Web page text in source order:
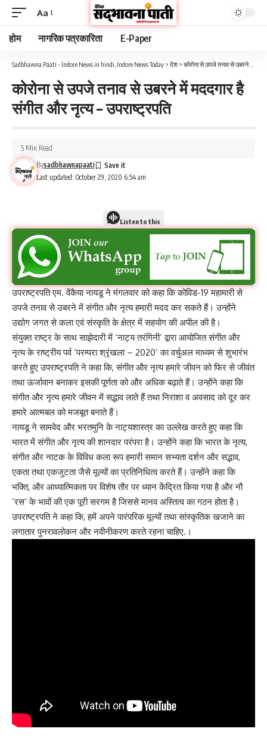
Aa
होम नागरिक पत्रकारिता E-Paper
Sadbhawna Paati - Indore News in hindi, Indore News Today > देश> कोरोना से उपजे तनाव से उबरने में मददगार है संगीत और नृत्य – उपराष्ट्रपति
कोरोना से उपजे तनाव से उबरने में मददगार है
संगीत और नृत्य – उपराष्ट्रपति
Last updated: October 29, 2020 6:54 am
Bysadbhawnapaati
5 Min Read
Listen to this
उपराष्ट्रपति एम. वेंकैया नायडू ने मंगलवार को कहा कि कोविड-19 महामारी से
उपजे तनाव से उबरने में संगीत और नृत्य हमारी मदद कर सकते हैं। उन्होंने
उद्योग जगत से कला एवं संस्कृति के क्षेत्र में सहयोग की अपील की है।
संयुक्त राष्ट्र के साथ साझेदारी में ‘नाट्य तरंगिनी’ द्वारा आयोजित संगीत और
नृत्य के राष्ट्रीय पर्व ‘परम्परा श्रृंखला – 2020’ का वर्चुअल माध्यम से शुभारंभ
करते हुए उपराष्ट्रपति ने कहा कि, संगीत और नृत्य हमारे जीवन को फिर से जीवंत
तथा ऊर्जावान बनाकर इसकी पूर्णता को और अधिक बढ़ाते हैं। उन्होंने कहा कि
संगीत और नृत्य हमारे जीवन में सद्भाव लाते हैं तथा निराशा व अवसाद को दूर कर
हमारे आत्मबल को मजबूत बनाते हैं।
नायडू ने सामवेद और भरतमुनि के नाट्यशास्त्र का उल्लेख करते हुए कहा कि
भारत में संगीत और नृत्य की शानदार परंपरा है। उन्होंने कहा कि भारत के नृत्य,
संगीत और नाटक के विविध कला रूप हमारी समान सभ्यता दर्शन और सद्भाव,
एकता तथा एकजुटता जैसे मूल्यों का प्रतिनिधित्व करते हैं। उन्होंने कहा कि
भक्ति, और आध्यात्मिकता पर विशेष तौर पर ध्यान केंद्रित किया गया है और नौ
‘रस’ के भावों की एक पूरी सरगम है जिससे मानव अस्तित्व का गठन होता है।
उपराष्ट्रपति ने कहा कि, हमें अपने पारंपरिक मूल्यों तथा सांस्कृतिक खजाने का
लगातार पुनरावलोकन और नवीनीकरण करते रहना चाहिए.।